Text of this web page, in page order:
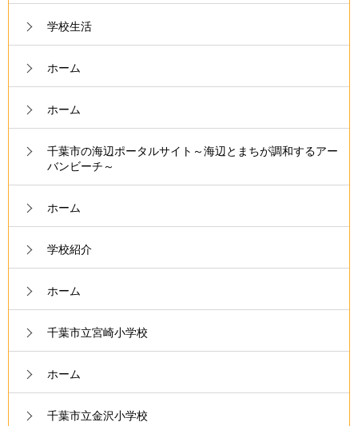
学校生活
ホーム
ホーム
千葉市の海辺ポータルサイト～海辺とまちが調和するアー
バンビーチ～
ホーム
学校紹介
ホーム
千葉市立宮崎小学校
ホーム
千葉市立金沢小学校